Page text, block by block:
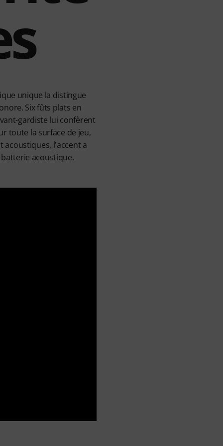
unique la distingue
Six fûts plats en
gardiste lui confèrent
toute la surface de jeu,
acoustiques, l'accent a
acoustique.